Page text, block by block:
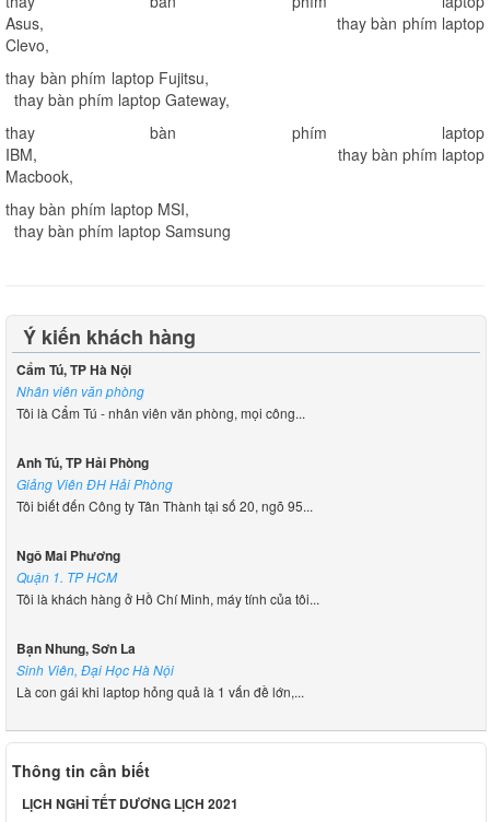
Asus,
thay bàn phím laptop
Clevo,
thay bàn phím laptop Fujitsu,
thay bàn phím laptop Gateway,
thay bàn phím laptop
IBM, thay bàn phím laptop
Macbook,
thay bàn phím laptop MSI,
thay bàn phím laptop Samsung
Ý kiến khách hàng
Cẩm Tú, TP Hà Nội
Nhân viên văn phòng
Tôi là Cẩm Tú - nhân viên văn phòng, mọi công...
Anh Tú, TP Hải Phòng
Giảng Viên ĐH Hải Phòng
Tôi biết đến Công ty Tân Thành tại số 20, ngõ 95...
Ngô Mai Phương
Quận 1. TP HCM
Tôi là khách hàng ở Hồ Chí Minh, máy tính của tôi...
Bạn Nhung, Sơn La
Sinh Viên, Đại Học Hà Nội
Là con gái khi laptop hỏng quả là 1 vấn đề lớn,...
Thông tin cần biết
LỊCH NGHỈ TẾT DƯƠNG LỊCH 2021